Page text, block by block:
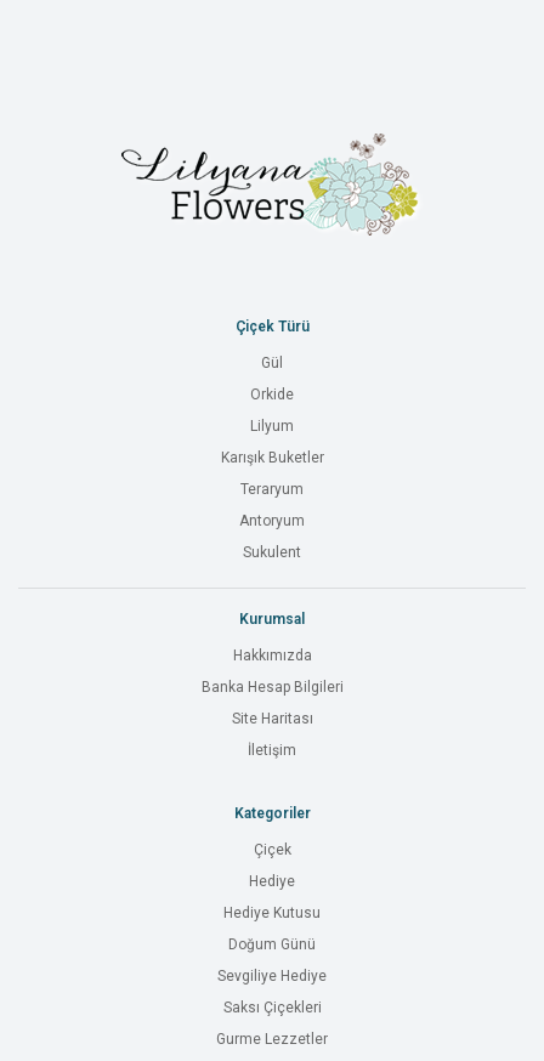
Çiçek Türü
Gül
Orkide
Lilyum
Karışık Buketler
Teraryum
Antoryum
Sukulent
Kurumsal
Hakkımızda
Banka Hesap Bilgileri
Site Haritası
İletişim
Kategoriler
Çiçek
Hediye
Hediye Kutusu
Doğum Günü
Sevgiliye Hediye
Saksı Çiçekleri
Gurme Lezzetler